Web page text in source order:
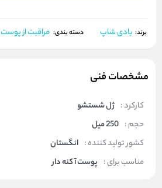
برند: بادی شاپ دسته بندی: مراقبت از پوست
مشخصات فنی
کارکرد : ژل شستشو
حجم : 250 میل
کشور تولید کننده : انگستان
مناسب برای : پوست آکنه دار